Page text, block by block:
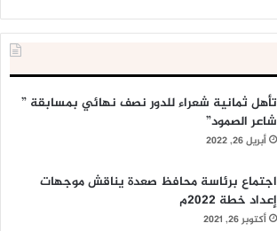
تأهل ثمانية شعراء للدور نصف نهائي بمسابقة ”
شاعر الصمود”
أبريل 26, 2022
اجتماع برئاسة محافظ صعدة يناقش موجهات
إعداد خطة 2022م
أكتوبر 26, 2021